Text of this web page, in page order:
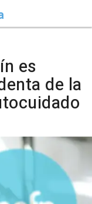
es
de la